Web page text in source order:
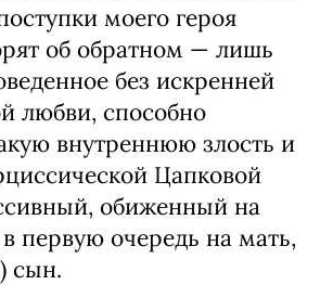
моего героя
об обратном — лишь
без искренней
любви, способно
внутреннюю злость и
Цапковой
обиженный на
первую очередь на мать,
сын.